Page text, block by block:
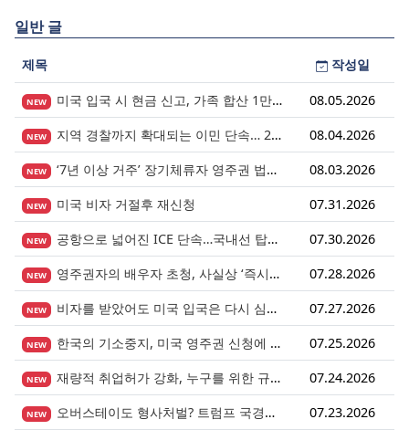
일반 글
제목 작성일
NEW 미국 입국 시 현금 신고, 가족 합산 1만 달러가 기준입니다. 08.05.2026
NEW 지역 경찰까지 확대되는 이민 단속… 287(g) 프로그램의 대대적 확장 08.04.2026
NEW ‘7년 이상 거주’ 장기체류자 영주권 법안 재추진… 현실화될 수 있을까? 08.03.2026
NEW 미국 비자 거절후 재신청 07.31.2026
NEW 공항으로 넓어진 ICE 단속…국내선 탑승도 더 이상 안전지대 아니다. 07.30.2026
NEW 영주권자의 배우자 초청, 사실상 ‘즉시 진행’ 시대 열렸다. 07.28.2026
NEW 비자를 받았어도 미국 입국은 다시 심사받습니다. 07.27.2026
NEW 한국의 기소중지, 미국 영주권 신청에 어떤 영향을 미칠까? 07.25.2026
NEW 재량적 취업허가 강화, 누구를 위한 규정인가? 07.24.2026
NEW 오버스테이도 형사처벌? 트럼프 국경안전법안이 던지는 경고 07.23.2026